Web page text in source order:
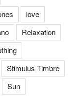
love
Relaxation
Stimulus Timbre
Sun